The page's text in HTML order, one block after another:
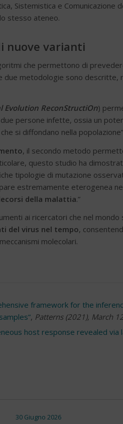
Sistemistica e Comunicazione
stesso ateneo.
nuove varianti
che permettono di
due metodologie sono
Evolution ReconStructiOn)
persone infette, ossia un
si diffondano nella
, il secondo metodo
questo studio ha
tipologie di mutazione
estremamente eterogenea
della malattia.”
ai ricercatori che nel mondo
del virus nel tempo,
molecolari.
framework for the
, Patterns (2021), March
host response revealed via
30 Giugno 2026